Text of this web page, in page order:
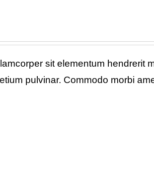
sit elementum hendrerit
pulvinar. Commodo morbi